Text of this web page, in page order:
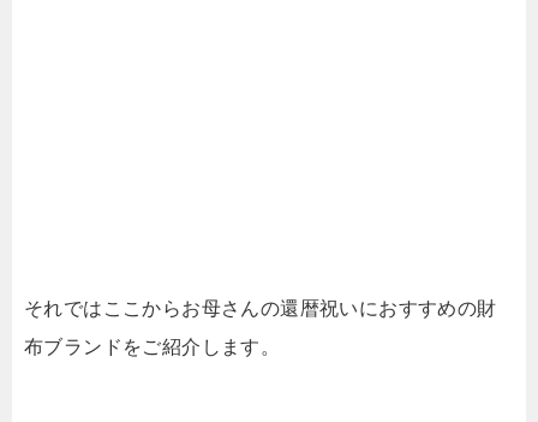
それではここからお母さんの還暦祝いにおすすめの財
布ブランドをご紹介します。